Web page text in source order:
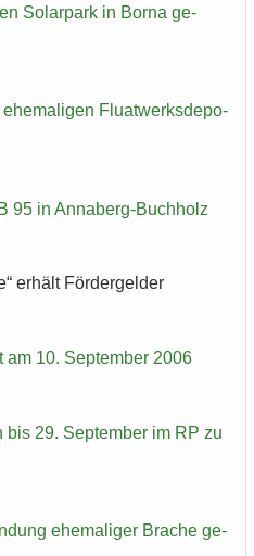
So­lar­park in Borna ge­
ehe­ma­li­gen Fluat­werks­de­po­
95 in Annaberg-​Buchholz
er­hält För­der­gel­der
10. Sep­tem­ber 2006
29. Sep­tem­ber im RP zu
ehe­ma­li­ger Bra­che ge­